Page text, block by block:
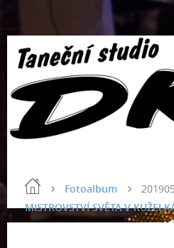
Fotoalbum
MISTROVSTVÍ SVĚTA V